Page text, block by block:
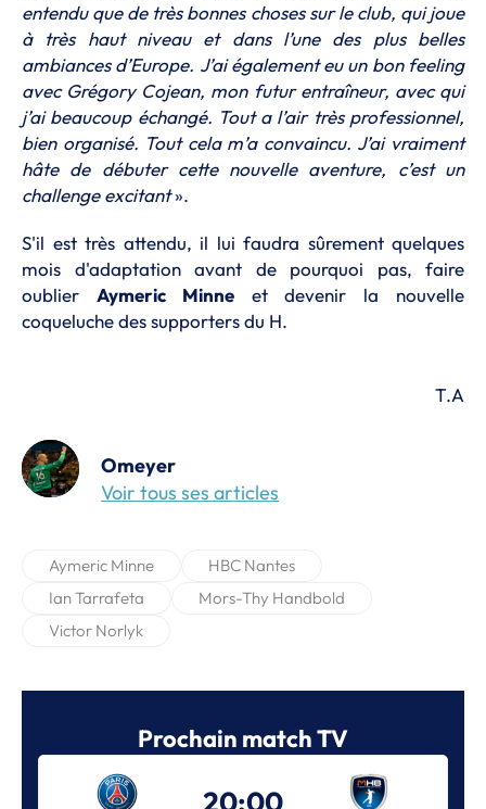
entendu que de très bonnes choses sur le club, qui joue
à très haut niveau et dans l’une des plus belles
ambiances d’Europe. J’ai également eu un bon feeling
avec Grégory Cojean, mon futur entraîneur, avec qui
j’ai beaucoup échangé. Tout a l’air très professionnel,
bien organisé. Tout cela m’a convaincu. J’ai vraiment
hâte de débuter cette nouvelle aventure, c’est un
challenge excitant».
S'il est très attendu, il lui faudra sûrement quelques
mois d'adaptation avant de pourquoi pas, faire
oublier Aymeric Minneet devenir la nouvelle
coqueluche des supporters du H.
T.A
Omeyer
Voir tous ses articles
Aymeric Minne
HBC Nantes
Ian Tarrafeta
Mors-Thy Handbold
Victor Norlyk
Prochain match TV